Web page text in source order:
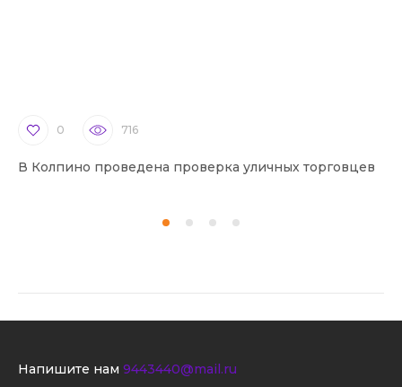
0 716
В Колпино проведена проверка уличных торговцев
Напишите нам 9443440@mail.ru